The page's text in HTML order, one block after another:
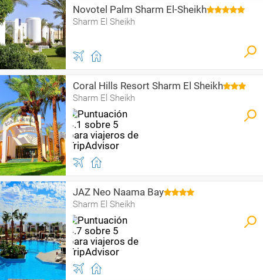
Novotel Palm Sharm El-Sheikh
Sharm El Sheikh
Coral Hills Resort Sharm El Sheikh
Sharm El Sheikh
JAZ Neo Naama Bay
Sharm El Sheikh